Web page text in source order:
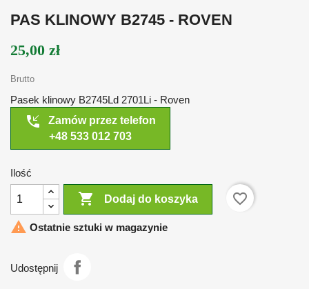
PAS KLINOWY B2745 - ROVEN
25,00 zł
Brutto
Pasek klinowy B2745Ld 2701Li - Roven
phone_callback
Zamów przez telefon
+48 533 012 703
Ilość
 Dodaj do koszyka
favorite_border
 Ostatnie sztuki w magazynie
Udostępnij